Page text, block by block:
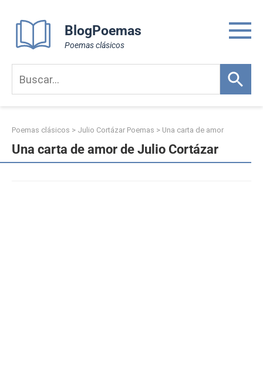
content
BlogPoemas
Poemas clásicos
Poemas clásicos > Julio Cortázar Poemas > Una carta de amor
Una carta de amor de Julio Cortázar